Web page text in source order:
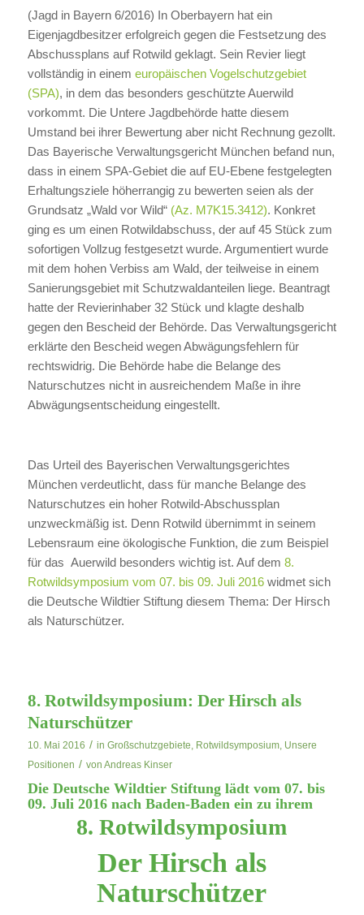
(Jagd in Bayern 6/2016) In Oberbayern hat ein
Eigenjagdbesitzer erfolgreich gegen die Festsetzung des
Abschussplans auf Rotwild geklagt. Sein Revier liegt
vollständig in einem europäischen Vogelschutzgebiet
(SPA), in dem das besonders geschützte Auerwild
vorkommt. Die Untere Jagdbehörde hatte diesem
Umstand bei ihrer Bewertung aber nicht Rechnung gezollt.
Das Bayerische Verwaltungsgericht München befand nun,
dass in einem SPA-Gebiet die auf EU-Ebene festgelegten
Erhaltungsziele höherrangig zu bewerten seien als der
Grundsatz „Wald vor Wild“ (Az. M7K15.3412). Konkret
ging es um einen Rotwildabschuss, der auf 45 Stück zum
sofortigen Vollzug festgesetzt wurde. Argumentiert wurde
mit dem hohen Verbiss am Wald, der teilweise in einem
Sanierungsgebiet mit Schutzwaldanteilen liege. Beantragt
hatte der Revierinhaber 32 Stück und klagte deshalb
gegen den Bescheid der Behörde. Das Verwaltungsgericht
erklärte den Bescheid wegen Abwägungsfehlern für
rechtswidrig. Die Behörde habe die Belange des
Naturschutzes nicht in ausreichendem Maße in ihre
Abwägungsentscheidung eingestellt.
Das Urteil des Bayerischen Verwaltungsgerichtes
München verdeutlicht, dass für manche Belange des
Naturschutzes ein hoher Rotwild-Abschussplan
unzweckmäßig ist. Denn Rotwild übernimmt in seinem
Lebensraum eine ökologische Funktion, die zum Beispiel
für das Auerwild besonders wichtig ist. Auf dem 8.
Rotwildsymposium vom 07. bis 09. Juli 2016widmet sich
die Deutsche Wildtier Stiftung diesem Thema: Der Hirsch
als Naturschützer.
8. Rotwildsymposium: Der Hirsch als
Naturschützer
10. Mai 2016 / in Großschutzgebiete Rotwildsymposium, Unsere
Positionen / von Andreas Kinser
Die Deutsche Wildtier Stiftung lädt vom 07. bis
09. Juli 2016 nach Baden-Baden ein zu ihrem
8. Rotwildsymposium
Der Hirsch als
Naturschützer